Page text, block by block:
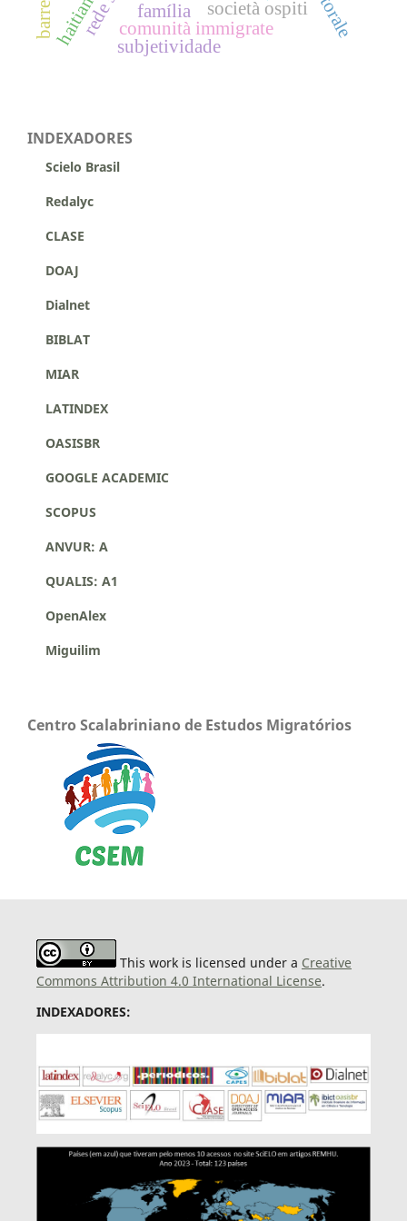
família
società ospiti
comunità immigrate
subjetividade
INDEXADORES
Scielo Brasil
Redalyc
CLASE
DOAJ
Dialnet
BIBLAT
MIAR
LATINDEX
OASISBR
GOOGLE ACADEMIC
SCOPUS
ANVUR: A
QUALIS: A1
OpenAlex
Miguilim
Centro Scalabriniano de Estudos Migratórios
This work is licensed under a Creative
Commons Attribution 4.0 International License.
INDEXADORES: